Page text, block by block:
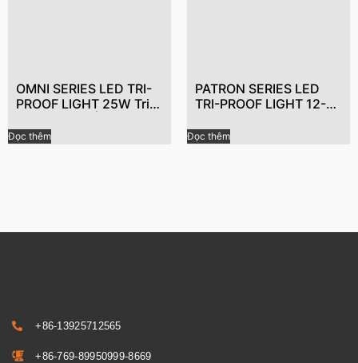
OMNI SERIES LED TRI-
PROOF LIGHT 25W Tri-
chống thấm nước
Đọc thêm
PATRON SERIES LED
TRI-PROOF LIGHT 12-
chống bụi
Đọc thêm
+86-13925712565
+86-769-89950999-8669